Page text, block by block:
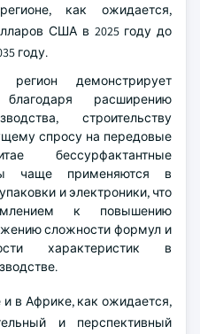
как ожидается,
США в 2025 году до
году.
регион демонстрирует
расширению
строительству
спросу на передовые
бессурфактантные
чаще применяются в
и электроники, что
к повышению
сложности формул и
характеристик в
в Африке, как ожидается,
и перспективный